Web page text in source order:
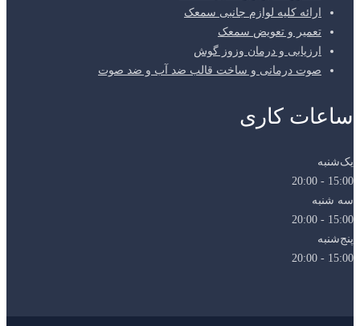
ارائه کلیه لوازم جانبی سمعک
تعمیر و تعویض سمعک
ارزیابی و درمان وزوز گوش
صوت درمانی و ساخت قالب ضد آب و ضد صوت
ساعات کاری
یک‌شنبه
15:00 - 20:00
سه شنبه
15:00 - 20:00
پنج‌شنبه
15:00 - 20:00